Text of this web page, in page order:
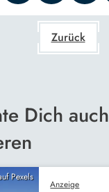
Zurück
Dich auch
Pexels
Anzeige